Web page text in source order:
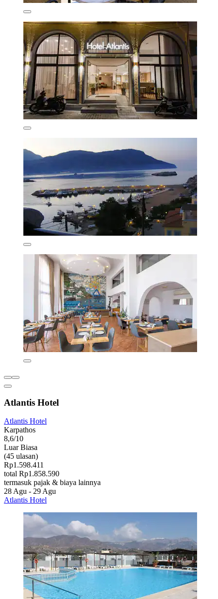
Atlantis Hotel
Atlantis Hotel
Karpathos
8,6/10
Luar Biasa
(45 ulasan)
Rp1.598.411
total Rp1.858.590
termasuk pajak & biaya lainnya
28 Agu - 29 Agu
Atlantis Hotel